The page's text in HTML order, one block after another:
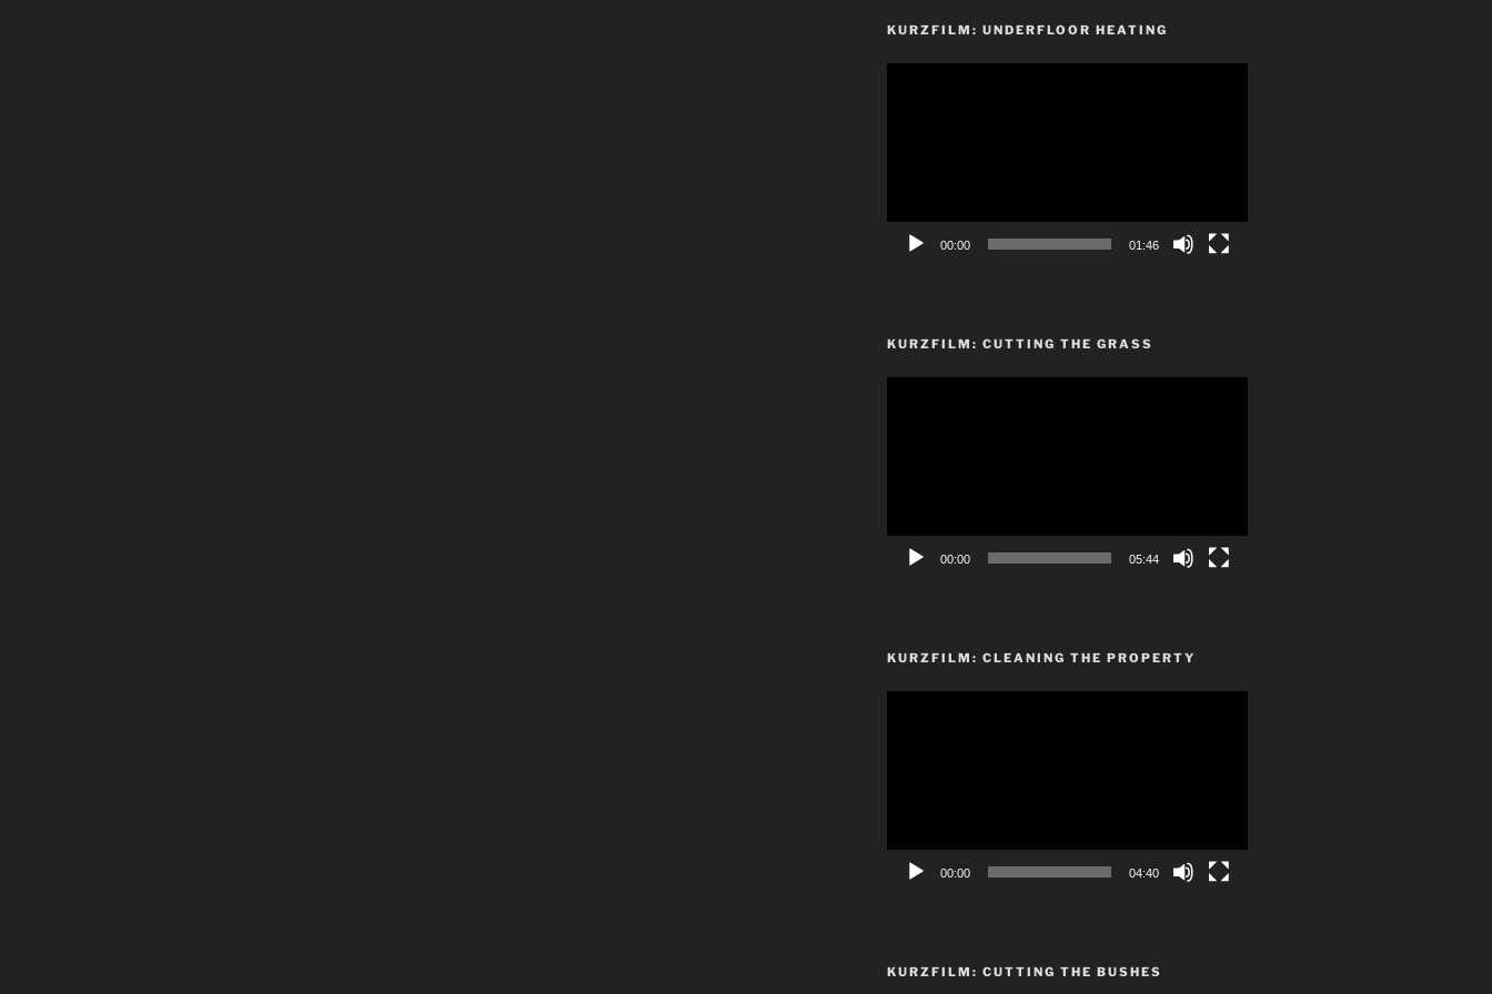
KURZFILM: UNDERFLOOR HEATING
00:00 01:46
KURZFILM: CUTTING THE GRASS
00:00 05:44
KURZFILM: CLEANING THE PROPERTY
00:00 04:40
KURZFILM: CUTTING THE BUSHES